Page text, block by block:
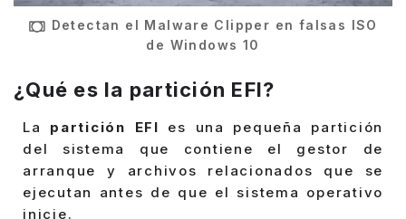
Detectan el Malware Clipper en falsas ISO
de Windows 10
¿Qué es la partición EFI?
La partición EFI es una pequeña partición
del sistema que contiene el gestor de
arranque y archivos relacionados que se
ejecutan antes de que el sistema operativo
inicie.